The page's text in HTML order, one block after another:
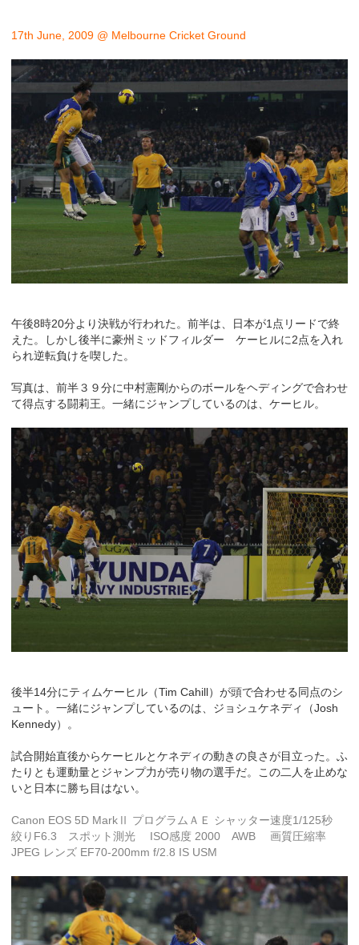
17th June, 2009 @ Melbourne Cricket Ground
午後8時20分より決戦が行われた。前半は、日本が1点リードで終
えた。しかし後半に豪州ミッドフィルダー ケーヒルに2点を入れ
られ逆転負けを喫した。
写真は、前半３９分に中村憲剛からのボールをヘディングで合わせ
て得点する闘莉王。一緒にジャンプしているのは、ケーヒル。
後半14分にティムケーヒル（Tim Cahill）が頭で合わせる同点のシ
ュート。一緒にジャンプしているのは、ジョシュケネディ（Josh
Kennedy）。
試合開始直後からケーヒルとケネディの動きの良さが目立った。ふ
たりとも運動量とジャンプ力が売り物の選手だ。この二人を止めな
いと日本に勝ち目はない。
Canon EOS 5D MarkⅡ プログラムＡＥ シャッター速度1/125秒
絞りF6.3 スポット測光 ISO感度 2000 AWB 画質圧縮率
JPEG レンズ EF70-200mm f/2.8 IS USM